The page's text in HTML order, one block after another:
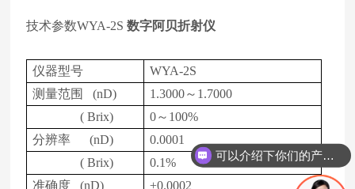
技术参数WYA-2S数字阿贝折射仪
仪器型号
WYA-2S
测量范围 (nD)
1.3000～1.7000
( Brix)
0～100%
分辨率 (nD)
0.0001
( Brix)
0.1%
准确度 (nD)
±0.0002
可以介绍下你们的产品么